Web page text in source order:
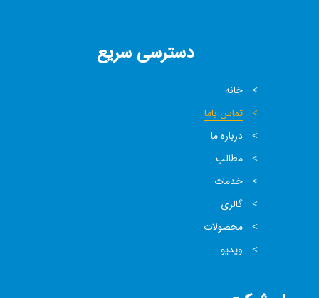
دسترسی سریع
خانه
تماس باما
درباره ما
مطالب
خدمات
گالری
محصولات
ویدیو